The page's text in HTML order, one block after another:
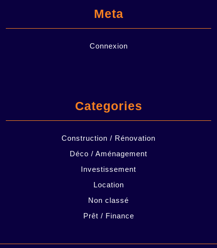
Meta
Connexion
Categories
Construction / Rénovation
Déco / Aménagement
Investissement
Location
Non classé
Prêt / Finance